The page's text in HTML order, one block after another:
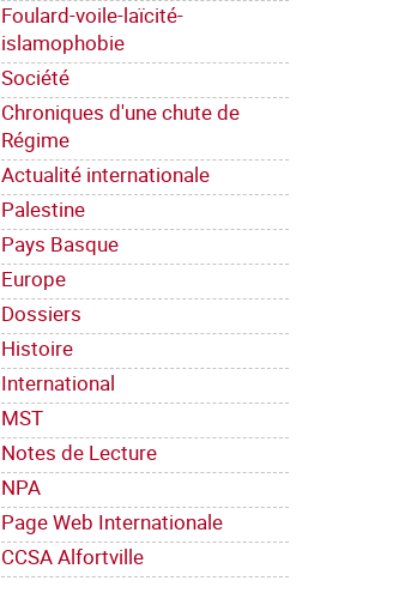
Foulard-voile-laïcité-
islamophobie
Société
Chroniques d'une chute de
Régime
Actualité internationale
Palestine
Pays Basque
Europe
Dossiers
Histoire
International
MST
Notes de Lecture
NPA
Page Web Internationale
CCSA Alfortville